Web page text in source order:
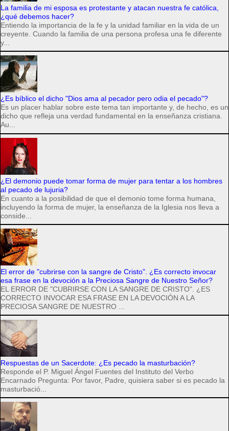
La familia de mi esposa es protestante y atacan nuestra fe católica,
¿qué debemos hacer?
Entiendo la importancia de la fe y la unidad familiar en la vida de un
creyente. Cuando la familia de una persona profesa una fe diferente
y...
¿Es bíblico el dicho "Dios ama al pecador pero odia el pecado"?
Es un placer hablar sobre este tema tan importante y, de hecho, es un
dicho que refleja una verdad fundamental en la enseñanza cristiana.
Au...
¿El demonio puede tomar forma de mujer para tentar a los hombres
al pecado de lujuria?
En cuanto a la posibilidad de que el demonio tome forma humana,
incluyendo la forma de mujer, la enseñanza de la Iglesia nos lleva a
conside...
El error de "cubrirse con la sangre de Cristo". ¿Es correcto invocar
esa frase en la devoción a la Preciosa Sangre de Nuestro Señor?
EL ERROR DE "CUBRIRSE CON LA SANGRE DE CRISTO". ¿ES
CORRECTO INVOCAR ESA FRASE EN LA DEVOCIÓN A LA
PRECIOSA SANGRE DE NUESTRO ...
Respuestas de un Sacerdote: ¿Es pecado la masturbación?
Responde el P. Miguel Ángel Fuentes del Instituto del Verbo
Encarnado Pregunta: Por favor, Padre, quisiera saber si es pecado la
masturbació...